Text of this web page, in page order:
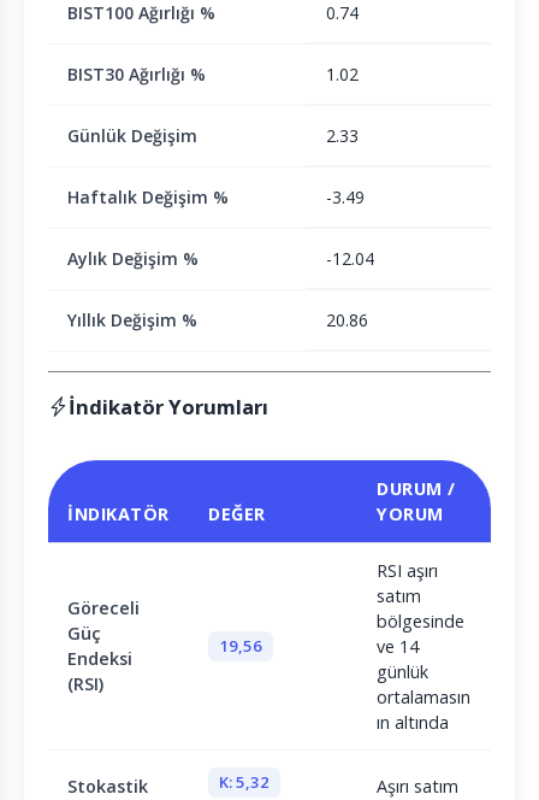
BIST100 Ağırlığı % 0.74
BIST30 Ağırlığı % 1.02
Günlük Değişim 2.33
Haftalık Değişim % -3.49
Aylık Değişim % -12.04
Yıllık Değişim % 20.86
İndikatör Yorumları
İNDIKATÖR DEĞER
DURUM /
YORUM
Göreceli
Güç
Endeksi
(RSI)
19,56
RSI aşırı
satım
bölgesinde
ve 14
günlük
ortalamasın
ın altında
Stokastik
K: 5,32
Aşırı satım